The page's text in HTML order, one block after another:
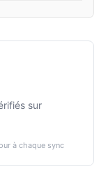
sur
à chaque sync